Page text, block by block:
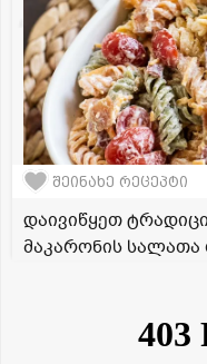
შეინახე რეცეპტი
დაივიწყეთ
მაკარონის სალათა